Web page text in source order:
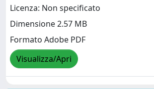
Licenza: Non specificato
Dimensione 2.57 MB
Formato Adobe PDF
Visualizza/Apri